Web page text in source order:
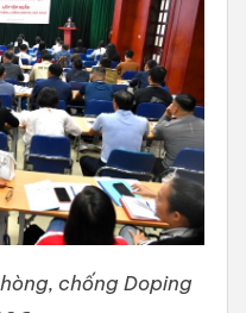
chống Doping